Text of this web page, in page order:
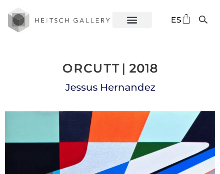
ES
EN
ORCUTT | 2018
Jessus Hernandez